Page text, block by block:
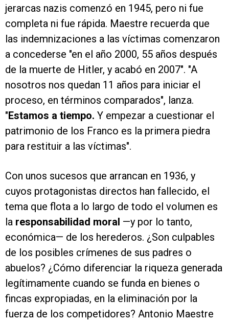
jerarcas nazis comenzó en 1945, pero ni fue
completa ni fue rápida. Maestre recuerda que
las indemnizaciones a las víctimas comenzaron
a concederse "en el año 2000, 55 años después
de la muerte de Hitler, y acabó en 2007". "A
nosotros nos quedan 11 años para iniciar el
proceso, en términos comparados", lanza.
"Estamos a tiempo. Y empezar a cuestionar el
patrimonio de los Franco es la primera piedra
para restituir a las víctimas".
Con unos sucesos que arrancan en 1936, y
cuyos protagonistas directos han fallecido, el
tema que flota a lo largo de todo el volumen es
la responsabilidad moral —y por lo tanto,
económica— de los herederos. ¿Son culpables
de los posibles crímenes de sus padres o
abuelos? ¿Cómo diferenciar la riqueza generada
legítimamente cuando se funda en bienes o
fincas expropiadas, en la eliminación por la
fuerza de los competidores? Antonio Maestre